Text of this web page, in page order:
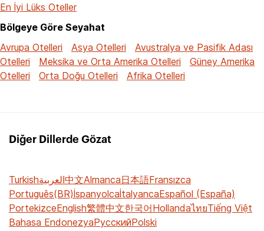
En İyi Lüks Oteller
Bölgeye Göre Seyahat
Avrupa Otelleri
Asya Otelleri
Avustralya ve Pasifik Adası
Otelleri
Meksika ve Orta Amerika Otelleri
Güney Amerika
Otelleri
Orta Doğu Otelleri Afrika Otelleri
Diğer Dillerde Gözat
Turkishالعربية中文Almanca日本語Fransızca
Português(BR)İspanyolcaİtalyancaEspañol (España)
PortekizceEnglish繁體中文한국어HollandaไทยTiếng Việt
Bahasa EndonezyaРусскийPolski